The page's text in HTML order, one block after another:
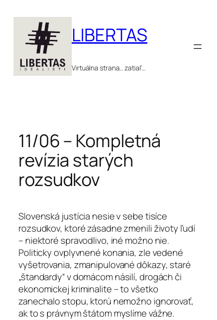
obsah
LIBERTAS
Virtuálna strana… zatiaľ…
11/06 – Kompletná
revízia starých
rozsudkov
Slovenská justícia nesie v sebe tisíce
rozsudkov, ktoré zásadne zmenili životy ľudí
– niektoré spravodlivo, iné možno nie.
Politicky ovplyvnené konania, zle vedené
vyšetrovania, zmanipulované dôkazy, staré
„štandardy“ v domácom násilí, drogách či
ekonomickej kriminalite – to všetko
zanechalo stopu, ktorú nemožno ignorovať,
ak to s právnym štátom myslíme vážne.